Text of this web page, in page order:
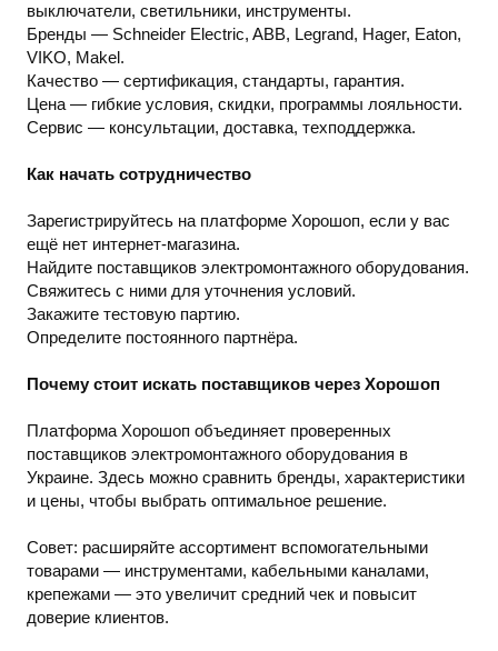
выключатели, светильники, инструменты.
Бренды — Schneider Electric, ABB, Legrand, Hager, Eaton,
VIKO, Makel.
Качество — сертификация, стандарты, гарантия.
Цена — гибкие условия, скидки, программы лояльности.
Сервис — консультации, доставка, техподдержка.
Как начать сотрудничество
Зарегистрируйтесь на платформе Хорошоп, если у вас
ещё нет интернет-магазина.
Найдите поставщиков электромонтажного оборудования.
Свяжитесь с ними для уточнения условий.
Закажите тестовую партию.
Определите постоянного партнёра.
Почему стоит искать поставщиков через Хорошоп
Платформа Хорошоп объединяет проверенных
поставщиков электромонтажного оборудования в
Украине. Здесь можно сравнить бренды, характеристики
и цены, чтобы выбрать оптимальное решение.
Совет: расширяйте ассортимент вспомогательными
товарами — инструментами, кабельными каналами,
крепежами — это увеличит средний чек и повысит
доверие клиентов.